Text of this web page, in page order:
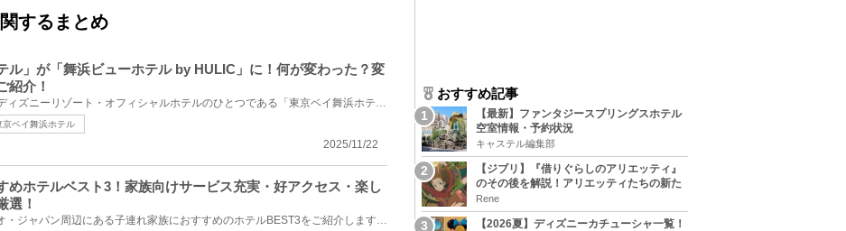
するまとめ
ル」が「舞浜ビューホテル by HULIC」に！何が変わった？変
紹介！
2025年10月1日、東京ディズニーリゾート・オフィシャルホテルのひとつである「東京ベイ舞浜ホテル」が、...
京ベイ舞浜ホテル
2025/11/22
めホテルベスト3！家族向けサービス充実・好アクセス・楽し
選！
ユニバーサル・スタジオ・ジャパン周辺にある子連れ家族におすすめのホテルBEST3をご紹介します。どんな...
おすすめ記事
【最新】ファンタジースプリングスホテル
空室情報・予約状況
キャステル編集部
【ジブリ】『借りぐらしのアリエッティ』
のその後を解説！アリエッティたちの新た
な住処は？翔の病気は治る？
Rene
【2026夏】ディズニーカチューシャ一覧！